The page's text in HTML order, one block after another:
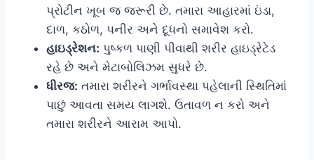
પ્રોટીન ખૂબ જ જરૂરી છે. તમારા આહારમાં ઇંડા,
દાળ, કઠોળ, પનીર અને દૂધનો સમાવેશ કરો.
હાઇડ્રેશન: પુષ્કળ પાણી પીવાથી શરીર હાઇડ્રેટેડ
રહે છે અને મેટાબોલિઝમ સુધરે છે.
ધીરજ: તમારા શરીરને ગર્ભાવસ્થા પહેલાની સ્થિતિમાં
પાછું આવતા સમય લાગશે. ઉતાવળ ન કરો અને
તમારા શરીરને આરામ આપો.